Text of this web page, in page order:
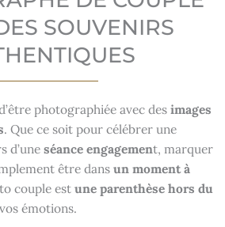
SOUVENIRS
photographiée avec des images
. Que ce soit pour célébrer une
d’une séance engagement, marquer
être dans un moment à
couple est une parenthèse hors du
émotions.